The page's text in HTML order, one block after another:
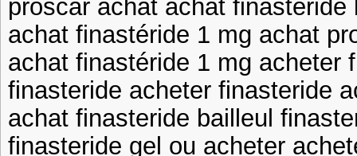
proscar achat achat finasteride
achat finastéride 1 mg achat
achat finastéride 1 mg acheter
finasteride acheter finasteride
achat finasteride bailleul
finasteride gel ou acheter